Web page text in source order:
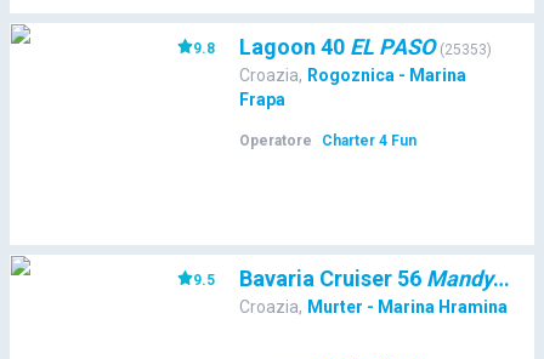
9.8 Lagoon 40 EL PASO (25353)
Croazia, Rogoznica - Marina
Frapa
Operatore Charter 4 Fun
9.5 Bavaria Cruiser 56 Mandy (37561
Croazia, Murter - Marina Hramina